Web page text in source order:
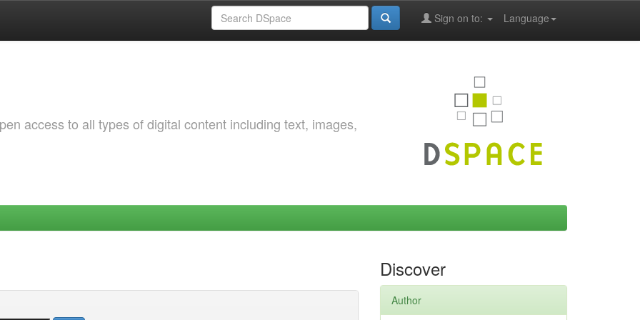
Language
Sign on to:
access to all types of digital content including text, images,
Discover
Author